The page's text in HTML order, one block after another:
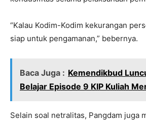
“Kalau Kodim-Kodim kekurangan
siap untuk pengamanan,” bebernya.
Baca Juga : Kemendikbud
Belajar Episode 9 KIP Kuliah
Selain soal netralitas, Pangdam juga